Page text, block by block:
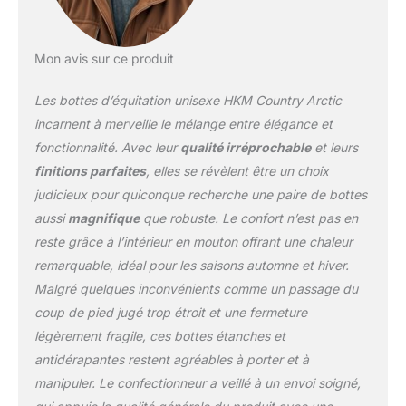
Mon avis sur ce produit
Les bottes d’équitation unisexe HKM Country Arctic
incarnent à merveille le mélange entre élégance et
fonctionnalité. Avec leurqualité irréprochableet leurs
finitions parfaites, elles se révèlent être un choix
judicieux pour quiconque recherche une paire de bottes
aussimagnifiqueque robuste. Le confort n’est pas en
reste grâce à l’intérieur en mouton offrant une chaleur
remarquable, idéal pour les saisons automne et hiver.
Malgré quelques inconvénients comme un passage du
coup de pied jugé trop étroit et une fermeture
légèrement fragile, ces bottes étanches et
antidérapantes restent agréables à porter et à
manipuler. Le confectionneur a veillé à un envoi soigné,